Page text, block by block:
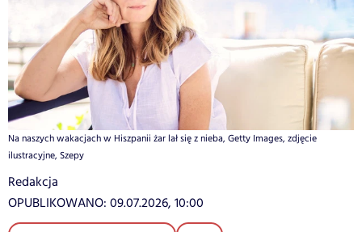
Na naszych wakacjach w Hiszpanii żar lał się z nieba, Getty Images, zdjęcie
ilustracyjne, Szepy
Redakcja
OPUBLIKOWANO: 09.07.2026, 10:00